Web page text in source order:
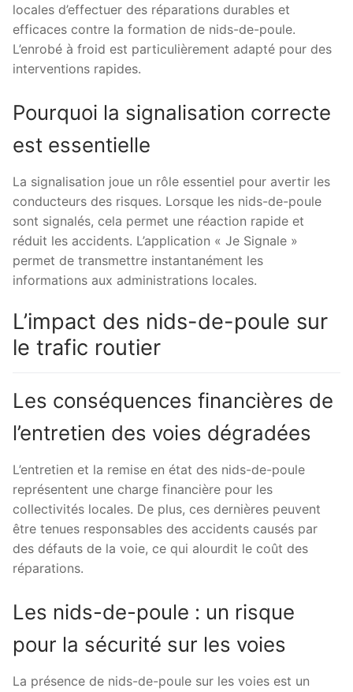
locales d’effectuer des réparations durables et
efficaces contre la formation de nids-de-poule.
L’enrobé à froid est particulièrement adapté pour des
interventions rapides.
Pourquoi la signalisation correcte
est essentielle
La signalisation joue un rôle essentiel pour avertir les
conducteurs des risques. Lorsque les nids-de-poule
sont signalés, cela permet une réaction rapide et
réduit les accidents. L’application « Je Signale »
permet de transmettre instantanément les
informations aux administrations locales.
L’impact des nids-de-poule sur
le trafic routier
Les conséquences financières de
l’entretien des voies dégradées
L’entretien et la remise en état des nids-de-poule
représentent une charge financière pour les
collectivités locales. De plus, ces dernières peuvent
être tenues responsables des accidents causés par
des défauts de la voie, ce qui alourdit le coût des
réparations.
Les nids-de-poule : un risque
pour la sécurité sur les voies
La présence de nids-de-poule sur les voies est un